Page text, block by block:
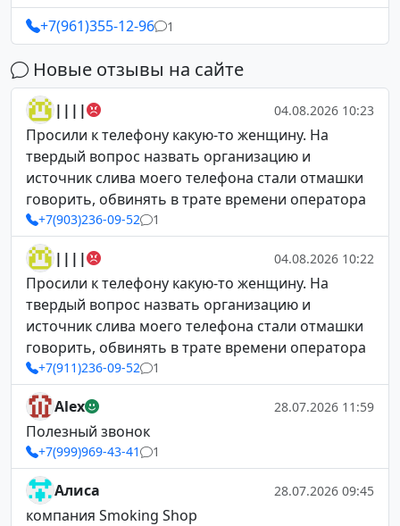
+7(961)355-12-96 1
Новые отзывы на сайте
|||| 04.08.2026 10:23
Просили к телефону какую-то женщину. На
твердый вопрос назвать организацию и
источник слива моего телефона стали отмашки
говорить, обвинять в трате времени оператора
+7(903)236-09-52 1
|||| 04.08.2026 10:22
Просили к телефону какую-то женщину. На
твердый вопрос назвать организацию и
источник слива моего телефона стали отмашки
говорить, обвинять в трате времени оператора
+7(911)236-09-52 1
Alex 28.07.2026 11:59
Полезный звонок
+7(999)969-43-41 1
Алиса 28.07.2026 09:45
компания Smoking Shop